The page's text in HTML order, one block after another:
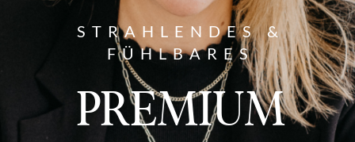
STRAHLENDES &
FÜHLBARES
PREMIUM